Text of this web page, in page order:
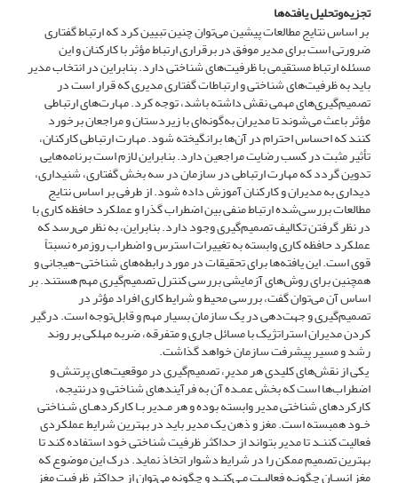
تجزیه‌وتحلیل یافته‌ها
بر اساس نتایج مطالعات پیشین می‌توان چنین تبیین کرد که ارتباط گفتاری
ضرورتی است برای مدیر موفق در برقراری ارتباط مؤثر با کارکنان و این
مسئله ارتباط مستقیمی با ظرفیت‌های شناختی دارد. بنابراین در انتخاب مدیر
باید به ظرفیت‌های شناختی و ارتباطات گفتاری مدیری که قرار است در
تصمیم‌گیری‌های مهمی نقش داشته باشد، توجه کرد. مهارت‌های ارتباطی
مؤثر باعث می‌شوند تا مدیران به‌گونه‌ای با زیردستان و مراجعان برخورد
کنند که احساس احترام در آن‌ها برانگیخته شود. مهارت ارتباطی کارکنان،
تأثیر مثبت در کسب رضایت مراجعین دارد. بنابراین لازم است برنامه‌هایی
تدوین گردد که مهارت ارتباطی در سازمان در سه بخش گفتاری، شنیداری،
دیداری به مدیران و کارکنان آموزش داده شود. از طرفی بر اساس نتایج
مطالعات بررسی‌شده ارتباط منفی بین اضطراب گذرا و عملکرد حافظه کاری با
در نظر گرفتن تکالیف تصمیم‌گیری وجود دارد. بنابراین، به نظر می‌رسد که
عملکرد حافظه کاری وابسته به تغییرات استرس و اضطراب روزمره نسبتاً
قوی است. این یافته‌ها برای تحقیقات در مورد رابطه‌های شناختی-هیجانی و
همچنین برای روش‌های آزمایشی بررسی کنترل تصمیم‌گیری مهم هستند. بر
اساس آن می‌توان گفت، بررسی محیط و شرایط کاری افراد مؤثر در
تصمیم‌گیری و جهت‌دهی در یک سازمان بسیار مهم و قابل‌توجه است. درگیر
کردن مدیران استراتژیک با مسائل جاری و متفرقه، ضربه مهلکی بر روند
رشد و مسیر پیشرفت سازمان خواهد گذاشت.
یکی از نقش‌های کلیدی هر مدیر، تصمیم‌گیری در موقعیت‌های پرتنش و
اضطراب‌ها است که بخش عمـدهٔ آن به فرآیندهای شناختی و درنتیجه،
کارکردهای شناختی مدیر وابسته بوده و هر مـدیر بـا کارکردهـای شـناختی
خـود همبسته است. مغز و ذهن یک مدیر باید در بهترین شرایط عملکردی
فعالیت کننـد تا مدیر بتواند از حداکثر ظرفیت شناختی خود استفاده کند تا
بهترین تصمیم ممکن را در شرایط دشوار اتخاذ نماید. درک این موضوع که
مغز انسـان چگونـه فعالیـت مـی‌کنـد و چگونه می‌توان از حداکثر ظرفیت مغز